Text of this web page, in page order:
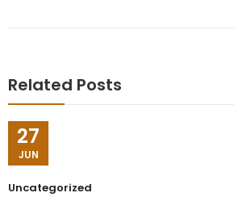
Related Posts
27
JUN
Uncategorized